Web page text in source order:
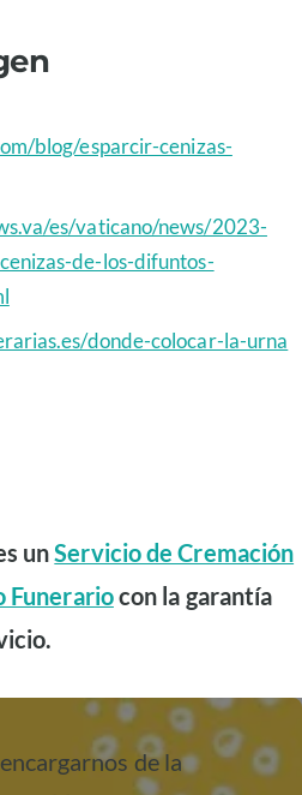
blog/esparcir-cenizas-
es/vaticano/news/2023-
de-los-difuntos-
donde-colocar-la-urna
unServicio de Cremación
Funerariocon la garantía
de la